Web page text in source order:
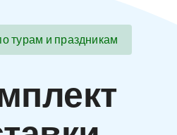
турам и праздникам